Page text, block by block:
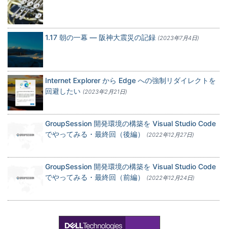
1.17 朝の一幕 — 阪神大震災の記録 (2023年7月4日)
Internet Explorer から Edge への強制リダイレクトを
回避したい (2023年2月21日)
GroupSession 開発環境の構築を Visual Studio Code
でやってみる・最終回（後編）
(2022年12月27日)
GroupSession 開発環境の構築を Visual Studio Code
でやってみる・最終回（前編）
(2022年12月24日)